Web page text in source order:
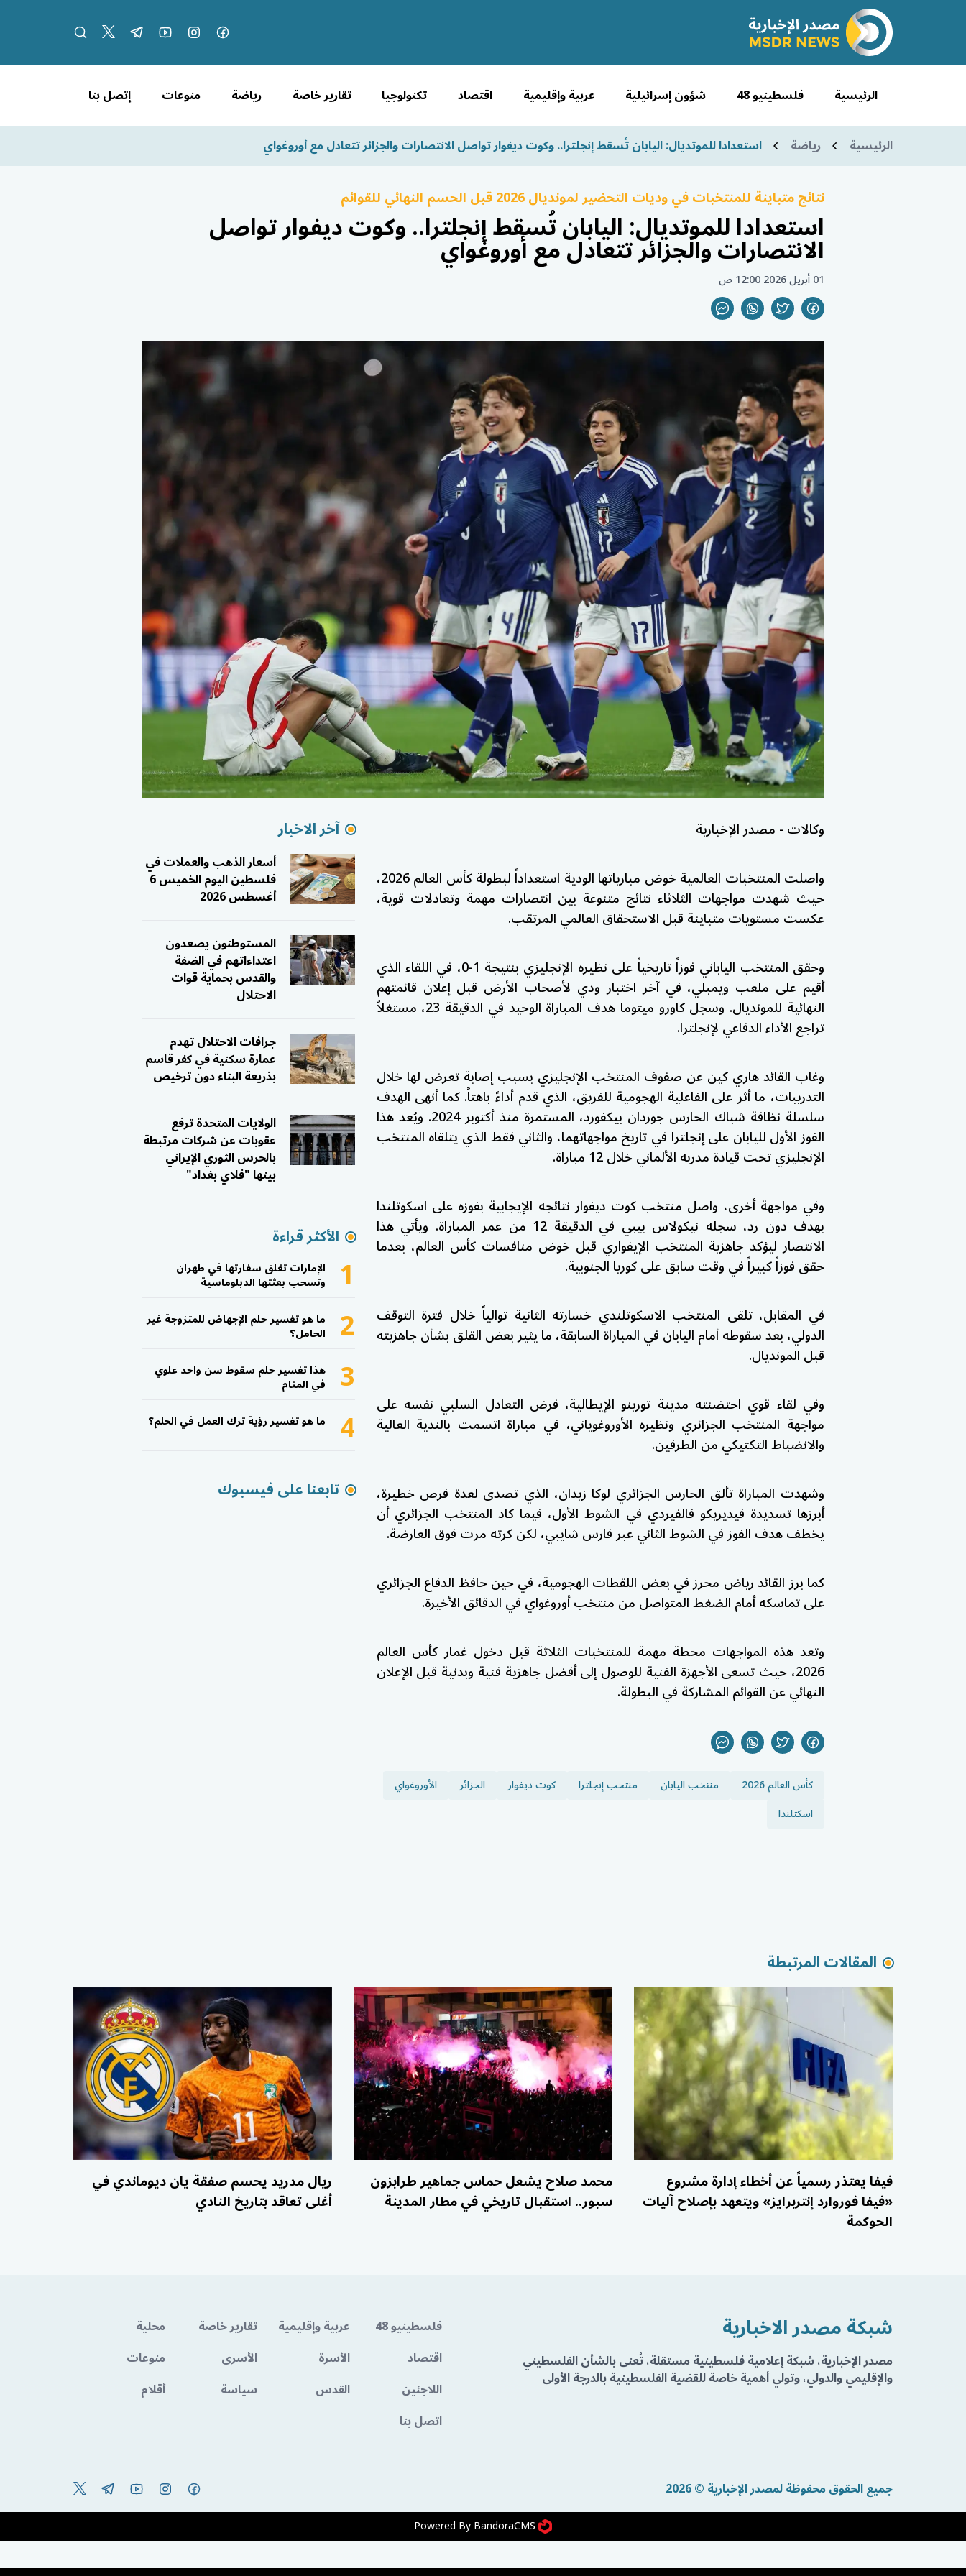
الرئيسية فلسطينيو 48 شؤون إسرائيلية عربية وإقليمية اقتصاد تكنولوجيا تقارير خاصة رياضة منوعات إتصل بنا
الرئيسية رياضة استعدادا للموتديال: اليابان تُسقط إنجلترا.. وكوت ديفوار تواصل الانتصارات والجزائر تتعادل مع أوروغواي
نتائج متباينة للمنتخبات في وديات التحضير لمونديال 2026 قبل الحسم النهائي للقوائم
استعدادا للموتديال: اليابان تُسقط إنجلترا.. وكوت ديفوار تواصل
الانتصارات والجزائر تتعادل مع أوروغواي
01 أبريل 2026 12:00 ص
وكالات - مصدر الإخبارية
واصلت المنتخبات العالمية خوض مبارياتها الودية استعداداً لبطولة كأس العالم 2026،
حيث شهدت مواجهات الثلاثاء نتائج متنوعة بين انتصارات مهمة وتعادلات قوية،
عكست مستويات متباينة قبل الاستحقاق العالمي المرتقب.
وحقق المنتخب الياباني فوزاً تاريخياً على نظيره الإنجليزي بنتيجة 1-0، في اللقاء الذي
أقيم على ملعب ويمبلي، في آخر اختبار ودي لأصحاب الأرض قبل إعلان قائمتهم
النهائية للمونديال. وسجل كاورو ميتوما هدف المباراة الوحيد في الدقيقة 23، مستغلاً
تراجع الأداء الدفاعي لإنجلترا.
وغاب القائد هاري كين عن صفوف المنتخب الإنجليزي بسبب إصابة تعرض لها خلال
التدريبات، ما أثر على الفاعلية الهجومية للفريق، الذي قدم أداءً باهتاً. كما أنهى الهدف
سلسلة نظافة شباك الحارس جوردان بيكفورد، المستمرة منذ أكتوبر 2024. ويُعد هذا
الفوز الأول لليابان على إنجلترا في تاريخ مواجهاتهما، والثاني فقط الذي يتلقاه المنتخب
الإنجليزي تحت قيادة مدربه الألماني خلال 12 مباراة.
وفي مواجهة أخرى، واصل منتخب كوت ديفوار نتائجه الإيجابية بفوزه على اسكوتلندا
بهدف دون رد، سجله نيكولاس بيبي في الدقيقة 12 من عمر المباراة. ويأتي هذا
الانتصار ليؤكد جاهزية المنتخب الإيفواري قبل خوض منافسات كأس العالم، بعدما
حقق فوزاً كبيراً في وقت سابق على كوريا الجنوبية.
في المقابل، تلقى المنتخب الاسكوتلندي خسارته الثانية توالياً خلال فترة التوقف
الدولي، بعد سقوطه أمام اليابان في المباراة السابقة، ما يثير بعض القلق بشأن جاهزيته
قبل المونديال.
وفي لقاء قوي احتضنته مدينة تورينو الإيطالية، فرض التعادل السلبي نفسه على
مواجهة المنتخب الجزائري ونظيره الأوروغوياني، في مباراة اتسمت بالندية العالية
والانضباط التكتيكي من الطرفين.
وشهدت المباراة تألق الحارس الجزائري لوكا زيدان، الذي تصدى لعدة فرص خطيرة،
أبرزها تسديدة فيديريكو فالفيردي في الشوط الأول، فيما كاد المنتخب الجزائري أن
يخطف هدف الفوز في الشوط الثاني عبر فارس شايبي، لكن كرته مرت فوق العارضة.
كما برز القائد رياض محرز في بعض اللقطات الهجومية، في حين حافظ الدفاع الجزائري
على تماسكه أمام الضغط المتواصل من منتخب أوروغواي في الدقائق الأخيرة.
وتعد هذه المواجهات محطة مهمة للمنتخبات الثلاثة قبل دخول غمار كأس العالم
2026، حيث تسعى الأجهزة الفنية للوصول إلى أفضل جاهزية فنية وبدنية قبل الإعلان
النهائي عن القوائم المشاركة في البطولة.
كأس العالم 2026 منتخب اليابان منتخب إنجلترا كوت ديفوار الجزائر
الأوروغواي
اسكتلندا
آخر الاخبار
أسعار الذهب والعملات في
فلسطين اليوم الخميس 6
أغسطس 2026
المستوطنون يصعدون
اعتداءاتهم في الضفة
والقدس بحماية قوات
الاحتلال
جرافات الاحتلال تهدم
عمارة سكنية في كفر قاسم
بذريعة البناء دون ترخيص
الولايات المتحدة ترفع
عقوبات عن شركات مرتبطة
بالحرس الثوري الإيراني
بينها "فلاي بغداد"
الأكثر قراءة
1 الإمارات تغلق سفارتها في طهران
وتسحب بعثتها الدبلوماسية
2 ما هو تفسير حلم الإجهاض للمتزوجة غير
الحامل؟
3 هذا تفسير حلم سقوط سن واحد علوي
في المنام
4 ما هو تفسير رؤية ترك العمل في الحلم؟
تابعنا على فيسبوك
المقالات المرتبطة
فيفا يعتذر رسمياً عن أخطاء إدارة مشروع
«فيفا فوروارد إنتربرايز» ويتعهد بإصلاح آليات
الحوكمة
محمد صلاح يشعل حماس جماهير طرابزون
سبور.. استقبال تاريخي في مطار المدينة
ريال مدريد يحسم صفقة يان ديوماندي في
أغلى تعاقد بتاريخ النادي
شبكة مصدر الاخبارية
مصدر الإخبارية، شبكة إعلامية فلسطينية مستقلة، تُعنى بالشأن الفلسطيني
والإقليمي والدولي، وتولي أهمية خاصة للقضية الفلسطينية بالدرجة الأولى
فلسطينيو 48 عربية وإقليمية تقارير خاصة
محلية
اقتصاد
الأسرة الأسرى
منوعات
اللاجئين
القدس سياسة
أقلام
اتصل بنا
جميع الحقوق محفوظة لمصدر الإخبارية © 2026
Powered By BandoraCMS